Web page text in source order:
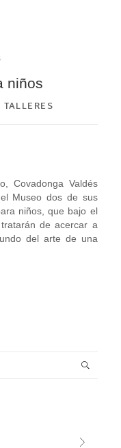
niños
TALLERES
Covadonga Valdés
Museo dos de sus
niños, que bajo el
de acercar a
del arte de una